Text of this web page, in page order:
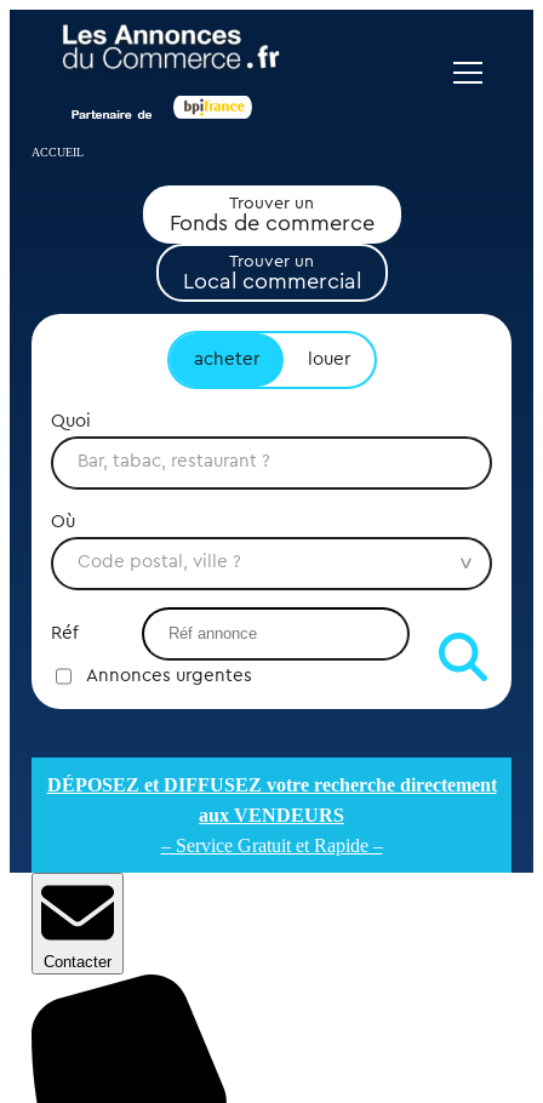
ACCUEIL
Trouver un
Fonds de commerce
Trouver un
Local commercial
acheter louer
Quoi
Où
Réf
Annonces urgentes
DÉPOSEZ et DIFFUSEZ votre recherche directement
aux VENDEURS
– Service Gratuit et Rapide –
Contacter
Panneau de gestion des cookies